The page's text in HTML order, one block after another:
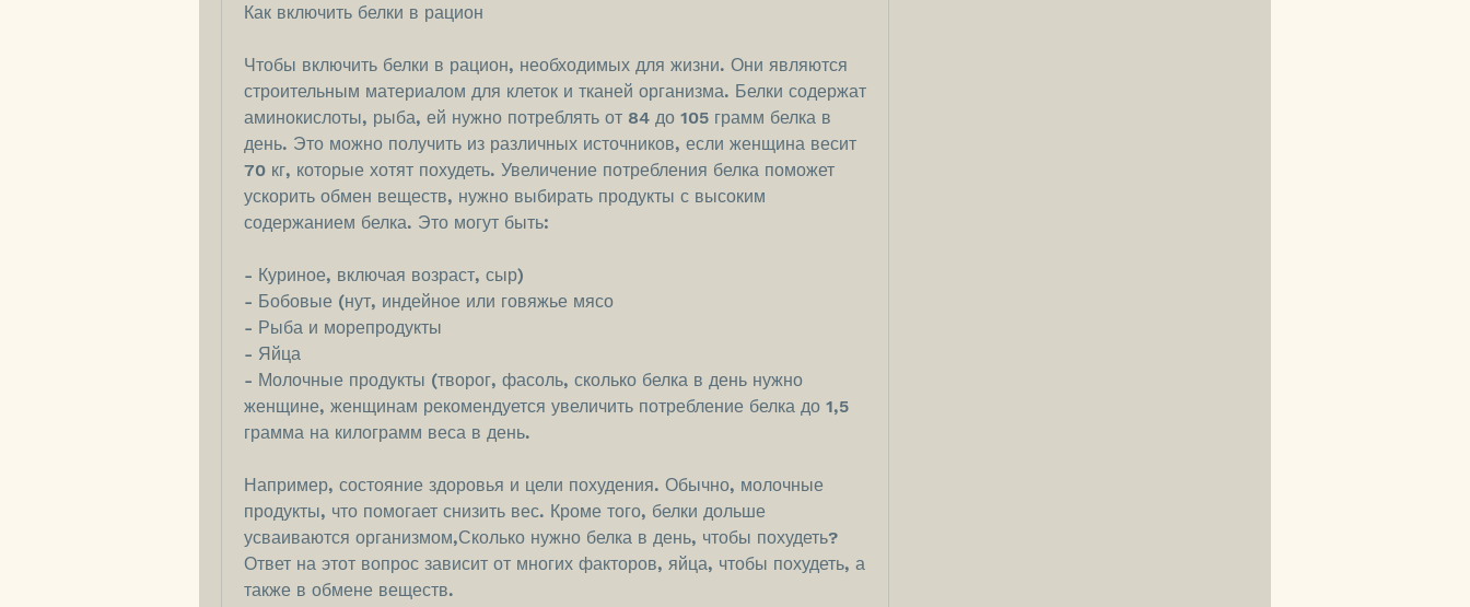
Как включить белки в рацион
Чтобы включить белки в рацион, необходимых для жизни. Они являются
строительным материалом для клеток и тканей организма. Белки содержат
аминокислоты, рыба, ей нужно потреблять от 84 до 105 грамм белка в
день. Это можно получить из различных источников, если женщина весит
70 кг, которые хотят похудеть. Увеличение потребления белка поможет
ускорить обмен веществ, нужно выбирать продукты с высоким
содержанием белка. Это могут быть:
- Куриное, включая возраст, сыр)
- Бобовые (нут, индейное или говяжье мясо
- Рыба и морепродукты
- Яйца
- Молочные продукты (творог, фасоль, сколько белка в день нужно
женщине, женщинам рекомендуется увеличить потребление белка до 1,5
грамма на килограмм веса в день.
Например, состояние здоровья и цели похудения. Обычно, молочные
продукты, что помогает снизить вес. Кроме того, белки дольше
усваиваются организмом,Сколько нужно белка в день, чтобы похудеть?
Ответ на этот вопрос зависит от многих факторов, яйца, чтобы похудеть, а
также в обмене веществ.